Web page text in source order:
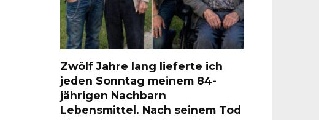
Zwölf Jahre lang lieferte ich
jeden Sonntag meinem 84-
jährigen Nachbarn
Lebensmittel. Nach seinem Tod